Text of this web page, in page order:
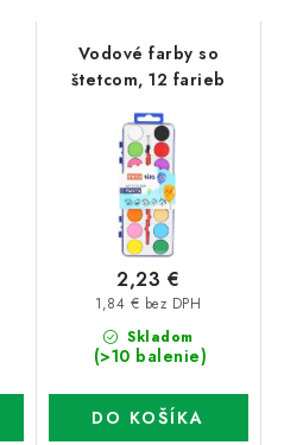
Vodové farby so
štetcom, 12 farieb
Skladom
(>10 balenie)
1,84 € bez DPH
2,23 €
DO KOŠÍKA